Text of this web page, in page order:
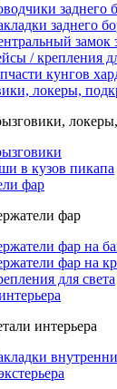
заднего
заднего
замок
/ крепления
кунгов
локеры,
в кузов пикапа
фар
фар
фар на
фар на
для света
интерьера